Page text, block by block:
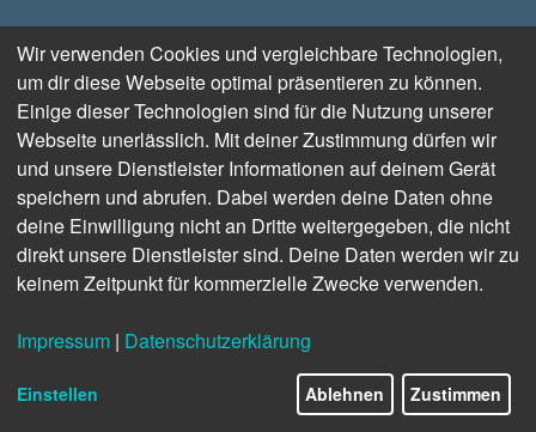
> zur Anmeldung
Wir verwenden Cookies und vergleichbare Technologien,
um dir diese Webseite optimal präsentieren zu können.
Einige dieser Technologien sind für die Nutzung unserer
Webseite unerlässlich. Mit deiner Zustimmung dürfen wir
und unsere Dienstleister Informationen auf deinem Gerät
speichern und abrufen. Dabei werden deine Daten ohne
deine Einwilligung nicht an Dritte weitergegeben, die nicht
direkt unsere Dienstleister sind. Deine Daten werden wir zu
keinem Zeitpunkt für kommerzielle Zwecke verwenden.
Impressum | Datenschutzerklärung
Einstellen Ablehnen Zustimmen